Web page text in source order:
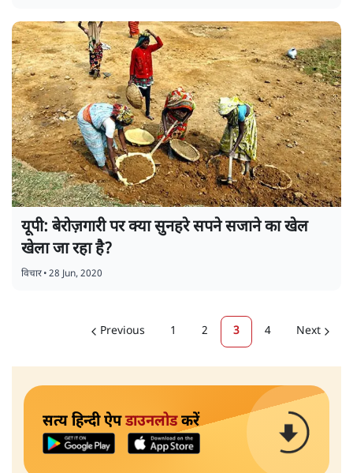
यूपी: बेरोज़गारी पर क्या सुनहरे सपने सजाने का खेल
खेला जा रहा है?
विचार•28 Jun, 2020
Previous 1 2 3 4 Next
सत्य हिन्दी ऐपडाउनलोडकरें